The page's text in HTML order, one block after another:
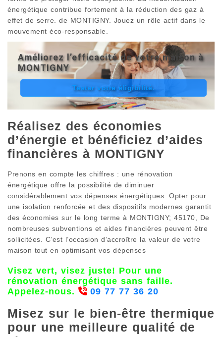
énergétique contribue fortement à la réduction des gaz à
effet de serre. de MONTIGNY. Jouez un rôle actif dans le
mouvement éco-responsable.
Améliorez l’efficacité de votre maison à
MONTIGNY
Tester votre éligibilité.
Réalisez des économies
d’énergie et bénéficiez d’aides
financières à MONTIGNY
Prenons en compte les chiffres : une rénovation
énergétique offre la possibilité de diminuer
considérablement vos dépenses énergétiques. Opter pour
une isolation renforcée et des dispositifs modernes garantit
des économies sur le long terme à MONTIGNY; 45170, De
nombreuses subventions et aides financières peuvent être
sollicitées. C’est l’occasion d’accroître la valeur de votre
maison tout en optimisant vos dépenses
Visez vert, visez juste! Pour une
rénovation énergétique sans faille.
Appelez-nous.
09 77 77 36 20
Misez sur le bien-être thermique
pour une meilleure qualité de